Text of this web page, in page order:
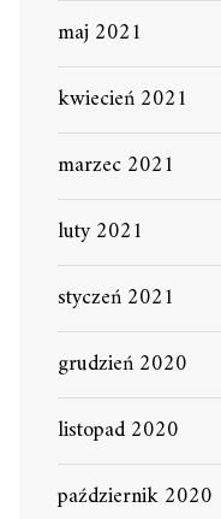
maj 2021
kwiecień 2021
marzec 2021
luty 2021
styczeń 2021
grudzień 2020
listopad 2020
październik 2020